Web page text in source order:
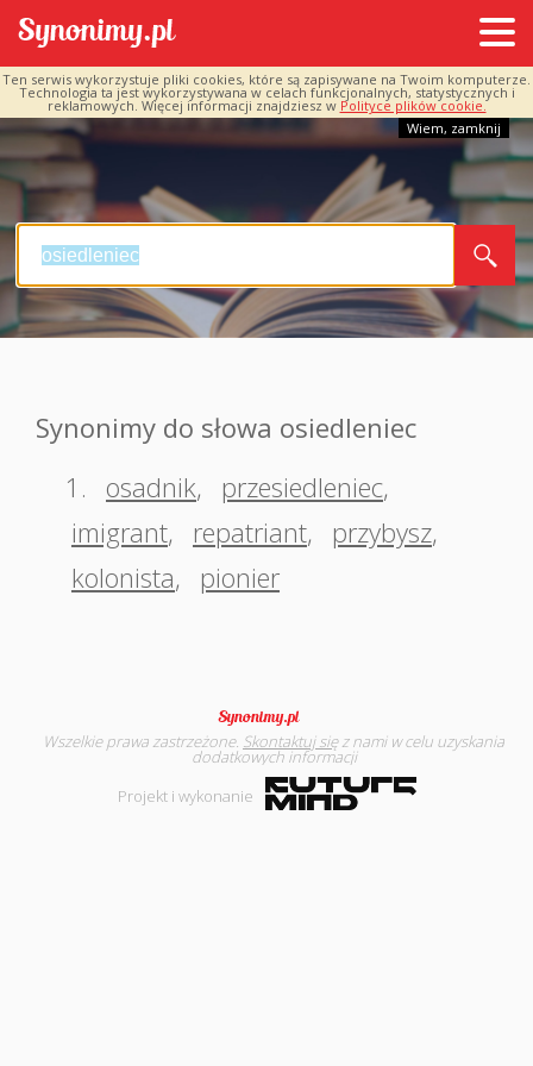
Ten serwis wykorzystuje pliki cookies, które są zapisywane na Twoim komputerze.
Technologia ta jest wykorzystywana w celach funkcjonalnych, statystycznych i
reklamowych. Więcej informacji znajdziesz w Polityce plików cookie.
Wiem, zamknij
Synonimy do słowa osiedleniec
1.
osadnik, przesiedleniec,
imigrant, repatriant, przybysz,
kolonista, pionier
Wszelkie prawa zastrzeżone. Skontaktuj sięz nami w celu uzyskania
dodatkowych informacji
Projekt i wykonanie